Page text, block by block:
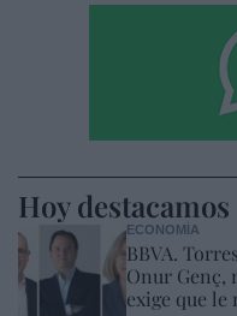
Hoy destacamos
ECONOMÍA
BBVA.
Onur Genç,
exige que le